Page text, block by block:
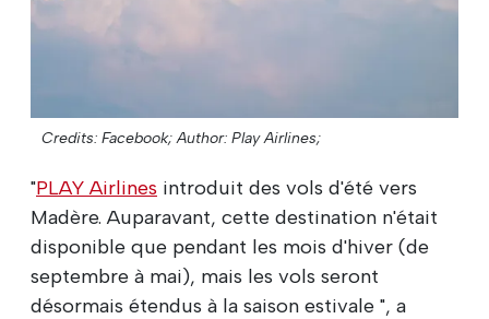
Credits: Facebook; Author: Play Airlines;
"PLAY Airlines introduit des vols d'été vers
Madère. Auparavant, cette destination n'était
disponible que pendant les mois d'hiver (de
septembre à mai), mais les vols seront
désormais étendus à la saison estivale ", a